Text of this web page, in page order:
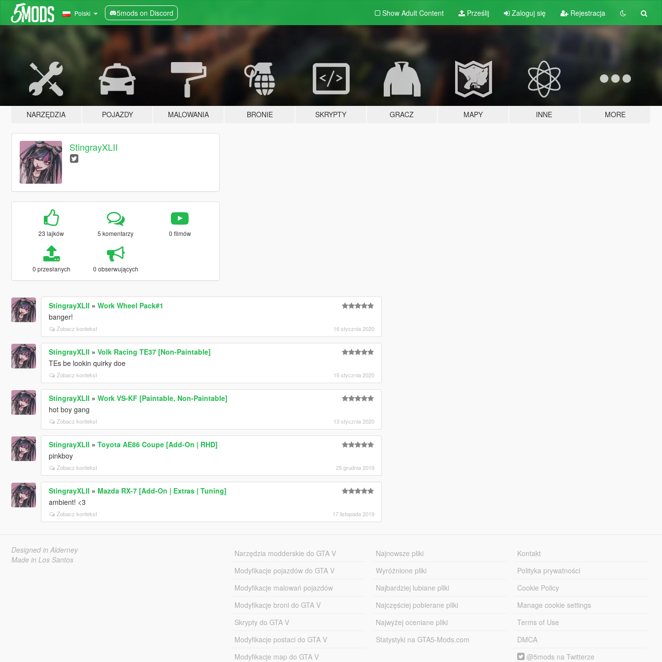
Polski 5mods on Discord Show Adult Content Prześlij Zaloguj się Rejestracja
NARZĘDZIA POJAZDY MALOWANIA BRONIE SKRYPTY GRACZ MAPY INNE MORE
StingrayXLII
23 lajków 5 komentarzy 0 filmów
0 przesłanych 0 obserwujących
StingrayXLII » Work Wheel Pack#1
banger!
Zobacz kontekst 16 stycznia 2020
StingrayXLII » Volk Racing TE37 [Non-Paintable]
TEs be lookin quirky doe
Zobacz kontekst 15 stycznia 2020
StingrayXLII » Work VS-KF [Paintable, Non-Paintable]
hot boy gang
Zobacz kontekst 13 stycznia 2020
StingrayXLII » Toyota AE86 Coupe [Add-On | RHD]
pinkboy
Zobacz kontekst 25 grudnia 2019
StingrayXLII » Mazda RX-7 [Add-On | Extras | Tuning]
ambient! <3
Zobacz kontekst 17 listopada 2019
Designed in Alderney
Made in Los Santos
Narzędzia modderskie do GTA V
Modyfikacje pojazdów do GTA V
Modyfikacje malowań pojazdów
Modyfikacje broni do GTA V
Skrypty do GTA V
Modyfikacje postaci do GTA V
Modyfikacje map do GTA V
Najnowsze pliki
Wyróżnione pliki
Najbardziej lubiane pliki
Najczęściej pobierane pliki
Najwyżej oceniane pliki
Statystyki na GTA5-Mods.com
Kontakt
Polityka prywatności
Cookie Policy
Manage cookie settings
Terms of Use
DMCA
@5mods na Twitterze